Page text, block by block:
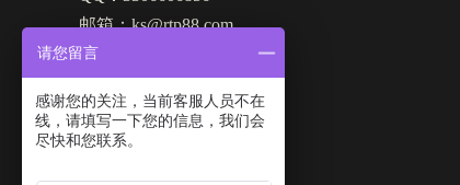
邮箱：ks@rtp88.com
请您留言
感谢您的关注，当前客服人员不在
线，请填写一下您的信息，我们会
尽快和您联系。